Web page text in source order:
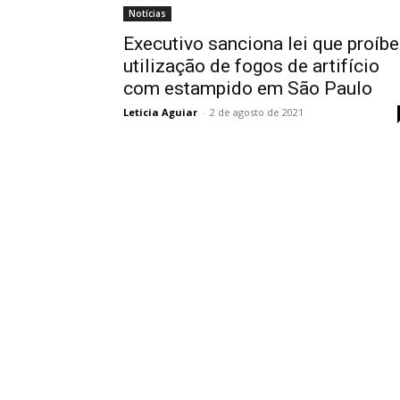
Notícias
Executivo sanciona lei que proíbe
utilização de fogos de artifício
com estampido em São Paulo
Leticia Aguiar - 2 de agosto de 2021